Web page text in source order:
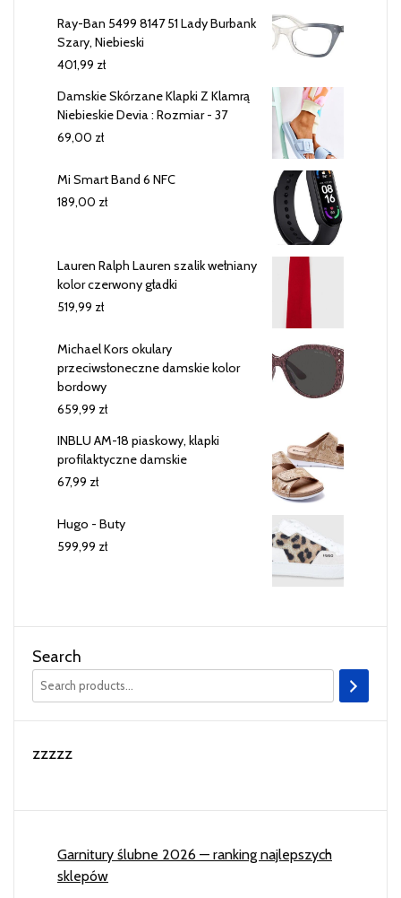
Ray-Ban 5499 8147 51 Lady Burbank
Szary, Niebieski
401,99 zł
Damskie Skórzane Klapki Z Klamrą
Niebieskie Devia : Rozmiar - 37
69,00 zł
Mi Smart Band 6 NFC
189,00 zł
Lauren Ralph Lauren szalik wełniany
kolor czerwony gładki
519,99 zł
Michael Kors okulary
przeciwsłoneczne damskie kolor
bordowy
659,99 zł
INBLU AM-18 piaskowy, klapki
profilaktyczne damskie
67,99 zł
Hugo - Buty
599,99 zł
Search
zzzzz
Garnitury ślubne 2026 — ranking najlepszych
sklepów